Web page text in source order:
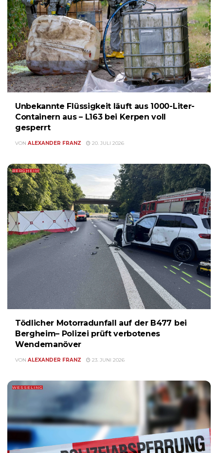
Unbekannte Flüssigkeit läuft aus 1000-Liter-
Containern aus – L163 bei Kerpen voll
gesperrt
VON ALEXANDER FRANZ 20. JULI 2026
BERGHEIM
Tödlicher Motorradunfall auf der B477 bei
Bergheim– Polizei prüft verbotenes
Wendemanöver
VON ALEXANDER FRANZ 23. JUNI 2026
WESSELING